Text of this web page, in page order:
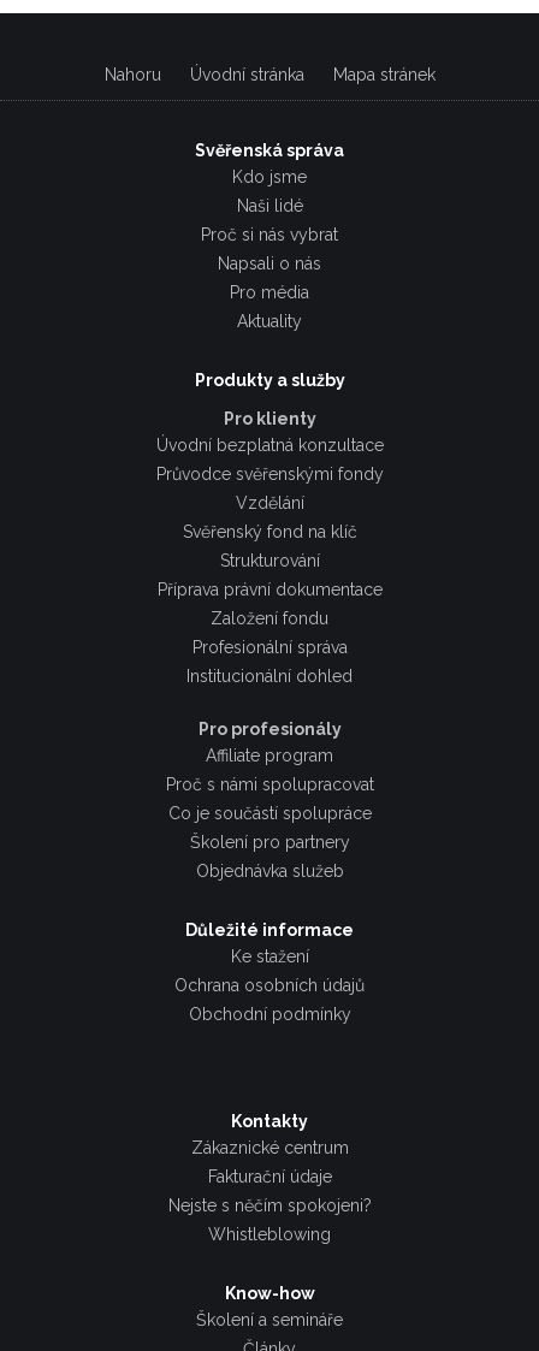
Nahoru Úvodní stránka Mapa stránek
Svěřenská správa
Kdo jsme
Naši lidé
Proč si nás vybrat
Napsali o nás
Pro média
Aktuality
Produkty a služby
Pro klienty
Úvodní bezplatná konzultace
Průvodce svěřenskými fondy
Vzdělání
Svěřenský fond na klíč
Strukturování
Příprava právní dokumentace
Založení fondu
Profesionální správa
Institucionální dohled
Pro profesionály
Affiliate program
Proč s námi spolupracovat
Co je součástí spolupráce
Školení pro partnery
Objednávka služeb
Důležité informace
Ke stažení
Ochrana osobních údajů
Obchodní podmínky
Kontakty
Zákaznické centrum
Fakturační údaje
Nejste s něčím spokojeni?
Whistleblowing
Know-how
Školení a semináře